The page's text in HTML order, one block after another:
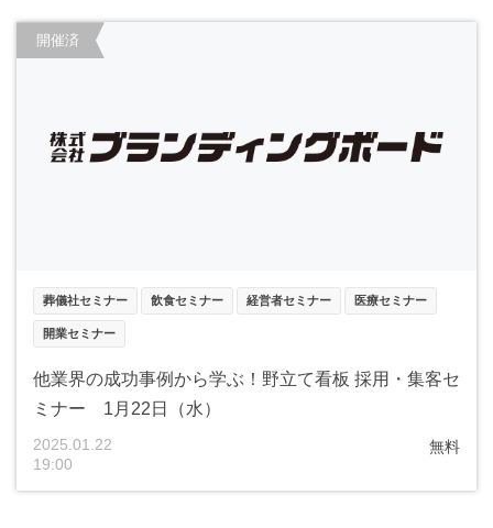
開催済
葬儀社セミナー 飲食セミナー 経営者セミナー 医療セミナー
開業セミナー
他業界の成功事例から学ぶ！野立て看板 採用・集客セ
ミナー 1月22日（水）
2025.01.22
19:00
無料